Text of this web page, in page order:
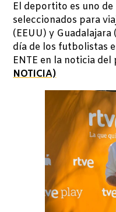
El deportito es uno
seleccionados para
(EEUU) y
día de los futbolistas
ENTE en la noticia
NOTICIA)